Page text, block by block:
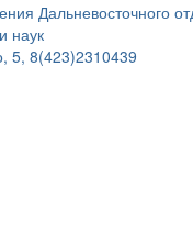
Дальневосточного
наук
5, 8(423)2310439